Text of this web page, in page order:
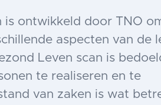
is ontwikkeld door TNO
aspecten van de
Leven scan is
te realiseren en te
van zaken is wat